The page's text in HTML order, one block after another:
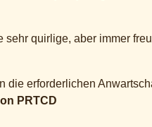
quirlige, aber immer
erforderlichen
PRTCD